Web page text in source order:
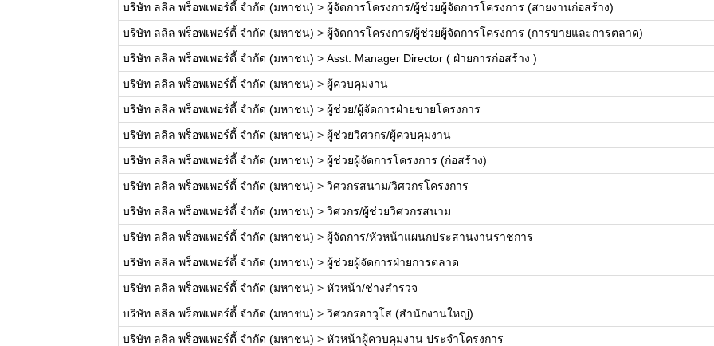
บริษัท ลลิล พร็อพเพอร์ตี้ จำกัด (มหาชน) > ผู้จัดการโครงการ/ผู้ช่วยผู้จัดการโครงการ (สายงานก่อสร้าง)
บริษัท ลลิล พร็อพเพอร์ตี้ จำกัด (มหาชน) > ผู้จัดการโครงการ/ผู้ช่วยผู้จัดการโครงการ (การขายและการตลาด)
บริษัท ลลิล พร็อพเพอร์ตี้ จำกัด (มหาชน) > Asst. Manager Director ( ฝ่ายการก่อสร้าง )
บริษัท ลลิล พร็อพเพอร์ตี้ จำกัด (มหาชน) > ผู้ควบคุมงาน
บริษัท ลลิล พร็อพเพอร์ตี้ จำกัด (มหาชน) > ผู้ช่วย/ผู้จัดการฝ่ายขายโครงการ
บริษัท ลลิล พร็อพเพอร์ตี้ จำกัด (มหาชน) > ผู้ช่วยวิศวกร/ผู้ควบคุมงาน
บริษัท ลลิล พร็อพเพอร์ตี้ จำกัด (มหาชน) > ผู้ช่วยผู้จัดการโครงการ (ก่อสร้าง)
บริษัท ลลิล พร็อพเพอร์ตี้ จำกัด (มหาชน) > วิศวกรสนาม/วิศวกรโครงการ
บริษัท ลลิล พร็อพเพอร์ตี้ จำกัด (มหาชน) > วิศวกร/ผู้ช่วยวิศวกรสนาม
บริษัท ลลิล พร็อพเพอร์ตี้ จำกัด (มหาชน) > ผู้จัดการ/หัวหน้าแผนกประสานงานราชการ
บริษัท ลลิล พร็อพเพอร์ตี้ จำกัด (มหาชน) > ผู้ช่วยผู้จัดการฝ่ายการตลาด
บริษัท ลลิล พร็อพเพอร์ตี้ จำกัด (มหาชน) > หัวหน้า/ช่างสำรวจ
บริษัท ลลิล พร็อพเพอร์ตี้ จำกัด (มหาชน) > วิศวกรอาวุโส (สำนักงานใหญ่)
บริษัท ลลิล พร็อพเพอร์ตี้ จำกัด (มหาชน) > หัวหน้าผู้ควบคุมงาน ประจำโครงการ